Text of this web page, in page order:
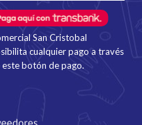
San Cristobal
cualquier pago a través
este botón de pago.